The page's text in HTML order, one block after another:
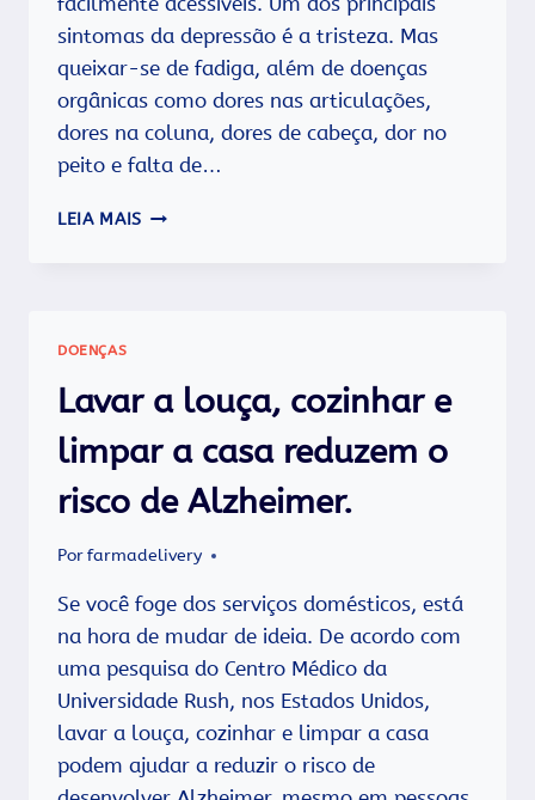
sintomas da depressão é a tristeza. Mas
queixar-se de fadiga, além de doenças
orgânicas como dores nas articulações,
dores na coluna, dores de cabeça, dor no
peito e falta de…
LEIA MAIS DEPRESSÃO
DOENÇAS
Lavar a louça, cozinhar e
limpar a casa reduzem o
risco de Alzheimer.
Porfarmadelivery
Se você foge dos serviços domésticos, está
na hora de mudar de ideia. De acordo com
uma pesquisa do Centro Médico da
Universidade Rush, nos Estados Unidos,
lavar a louça, cozinhar e limpar a casa
podem ajudar a reduzir o risco de